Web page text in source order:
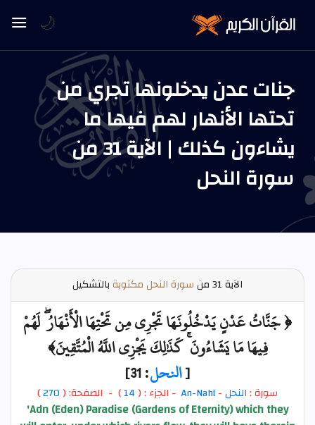
جنات عدن يدخلونها تجري من
تحتها الأنهار لهم فيها ما
يشاءون كذلك | الآية 31 من
سورة النحل
الآية سورة النحل مكتوبةبالتشكيل
﴿ جَنَّاتُ عَدْنٍ يَدْخُلُونَهَا تَجْرِي مِن تَحْتِهَا الْأَنْهَارُ ۖ لَهُمْ
فِيهَا مَا يَشَاءُونَ ۚ كَذَٰلِكَ يَجْزِي اللَّهُ الْمُتَّقِينَ﴾
[النحل: 31]
سورة :النحل-
An-Nahl - الجزء : ( 14) - الصفحة: (270
)
'Adn (Eden) Paradise (Gardens of Eternity) which they
🌙